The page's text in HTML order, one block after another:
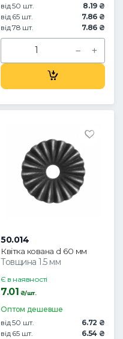
від 50 шт.
8.19 ₴
від 65 шт.
7.86 ₴
від 78 шт.
7.86 ₴
50.014
Квітка кована d 60 мм
Товщина 1.5 мм
Є в наявності
7.01 ₴/шт.
Оптом дешевше
від 50 шт.
6.72 ₴
від 65 шт.
6.54 ₴